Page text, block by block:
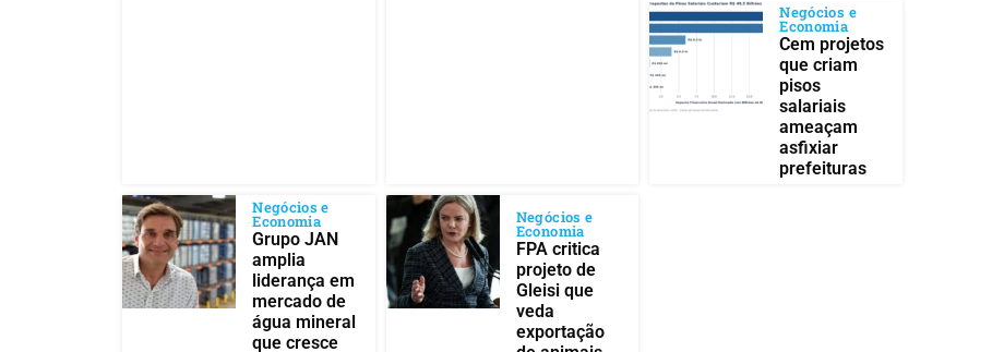
Negócios e
Economia
Cem projetos
que criam
pisos
salariais
ameaçam
asfixiar
prefeituras
Negócios e
Economia
Grupo JAN
amplia
liderança em
mercado de
água mineral
que cresce
Negócios e
Economia
FPA critica
projeto de
Gleisi que
veda
exportação